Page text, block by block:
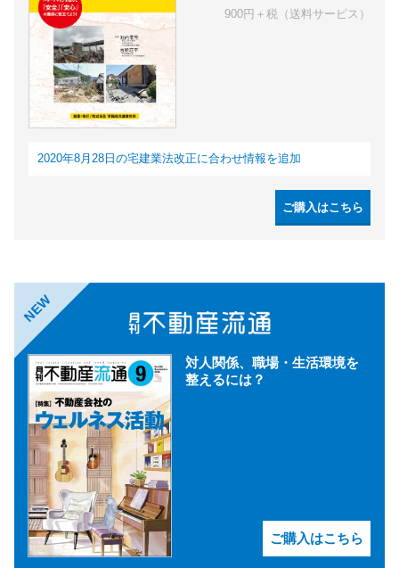
900円＋税（送料サービス）
2020年8月28日の宅建業法改正に合わせ情報を追加
ご購入はこちら
NEW
対人関係、職場・生活環境を
整えるには？
ご購入はこちら